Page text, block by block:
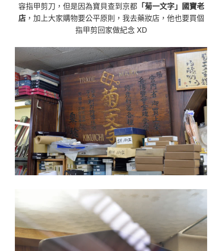
容指甲剪刀，但是因為寶貝查到京都「菊一文字」國寶老
店，加上大家購物要公平原則，我去藥妝店，他也要買個
指甲剪回家做紀念 XD